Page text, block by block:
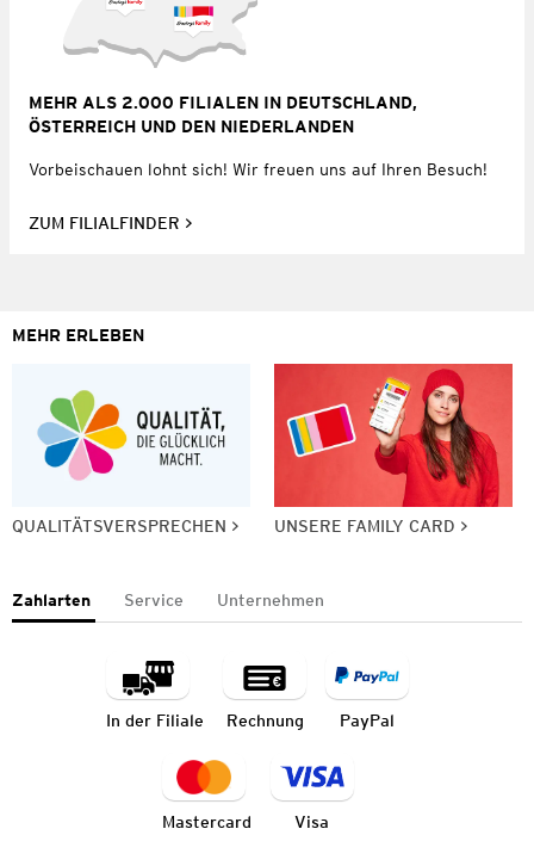
MEHR ALS 2.000 FILIALEN IN DEUTSCHLAND,
ÖSTERREICH UND DEN NIEDERLANDEN
Vorbeischauen lohnt sich! Wir freuen uns auf Ihren Besuch!
ZUM FILIALFINDER
MEHR ERLEBEN
QUALITÄTSVERSPRECHEN UNSERE FAMILY CARD
Zahlarten Service Unternehmen
In der Filiale Rechnung PayPal
Mastercard Visa